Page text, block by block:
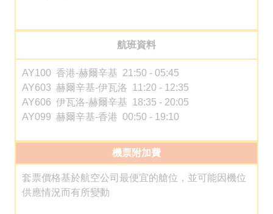
航班資料
AY100 香港-赫爾辛基 21:50 - 05:45
AY603 赫爾辛基-伊瓦洛 11:20 - 12:35
AY606 伊瓦洛-赫爾辛基 18:35 - 20:05
AY099 赫爾辛基-香港 00:50 - 19:10
機票附加費
套票價格基於航空公司最便宜的艙位，並可能因機位
供應情況而有所變動